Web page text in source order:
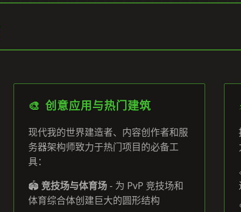
🎨 创意应用与热门建筑
现代我的世界建造者、内容创作者和服
务器架构师致力于热门项目的必备工
具：
🏟️ 竞技场与体育场- 为 PvP 竞技场和
体育综合体创建巨大的圆形结构